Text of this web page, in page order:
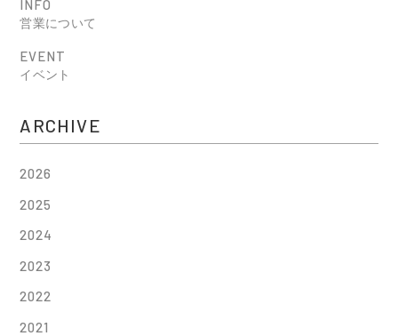
INFO
営業について
EVENT
イベント
ARCHIVE
2026
2025
2024
2023
2022
2021